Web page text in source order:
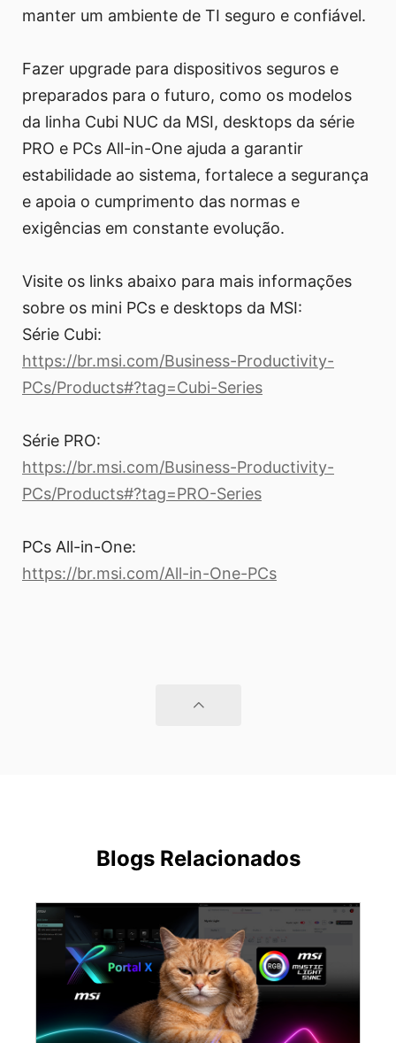
manter um ambiente de TI seguro e confiável.
Fazer upgrade para dispositivos seguros e
preparados para o futuro, como os modelos
da linha Cubi NUC da MSI, desktops da série
PRO e PCs All-in-One ajuda a garantir
estabilidade ao sistema, fortalece a segurança
e apoia o cumprimento das normas e
exigências em constante evolução.
Visite os links abaixo para mais informações
sobre os mini PCs e desktops da MSI:
Série Cubi:
https://br.msi.com/Business-Productivity-
PCs/Products#?tag=Cubi-Series
Série PRO:
https://br.msi.com/Business-Productivity-
PCs/Products#?tag=PRO-Series
PCs All-in-One:
https://br.msi.com/All-in-One-PCs
Blogs Relacionados